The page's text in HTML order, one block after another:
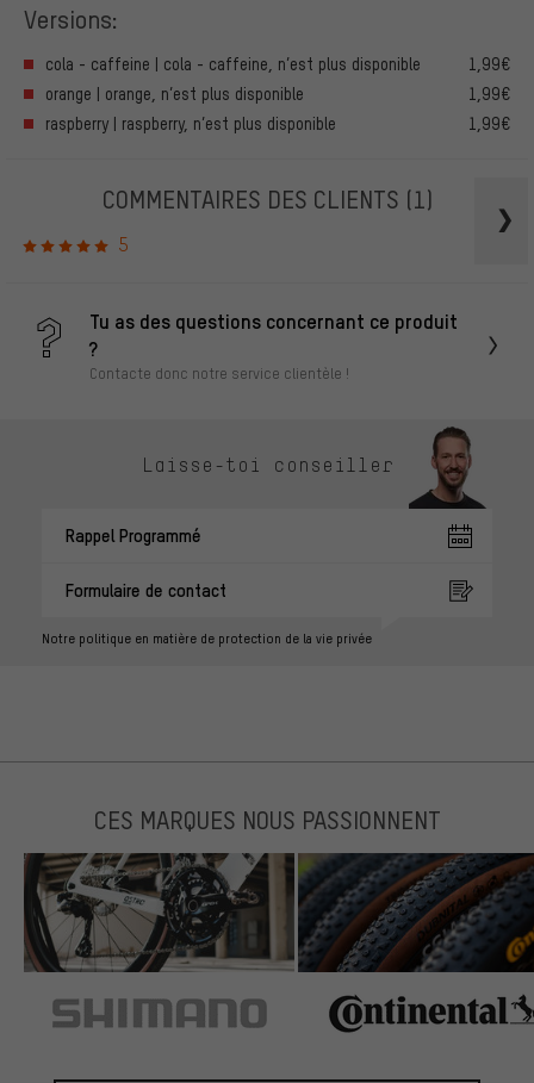
Versions:
cola - caffeine | cola - caffeine, n’est plus disponible
1,99€
orange | orange, n’est plus disponible
1,99€
raspberry | raspberry, n’est plus disponible
1,99€
COMMENTAIRES DES CLIENTS (1)
5
Tu as des questions concernant ce produit
?
Contacte donc notre service clientèle !
Laisse-toi conseiller
Rappel Programmé
Formulaire de contact
Notre politique en matière de protection de la vie privée
CES MARQUES NOUS PASSIONNENT